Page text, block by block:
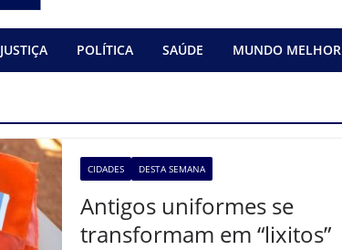
JUSTIÇA POLÍTICA SAÚDE MUNDO MELHOR
CIDADES DESTA SEMANA
Antigos uniformes se
transformam em “lixitos”